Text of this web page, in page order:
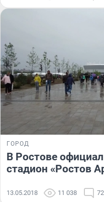
ГОРОД
В Ростове
стадион «Ростов
13.05.2018 11 038 72